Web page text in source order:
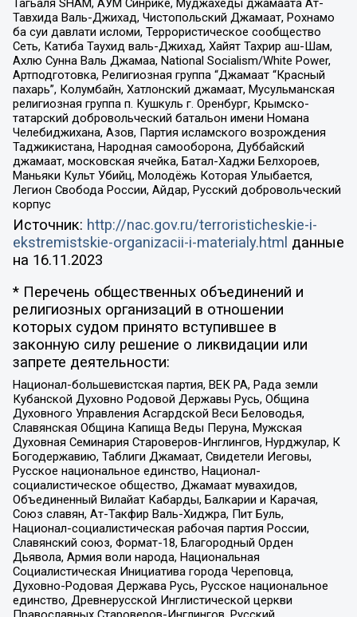
Тагьаля SHAM, АУМ Синрике, Муджахеды джамаата Ат-
Тавхида Валь-Джихад, Чистопольский Джамаат, Рохнамо
ба суи давлати исломи, Террористическое сообщество
Сеть, Катиба Таухид валь-Джихад, Хайят Тахрир аш-Шам,
Ахлю Сунна Валь Джамаа, National Socialism/White Power,
Артподготовка, Религиозная группа “Джамаат “Красный
пахарь”, Колумбайн, Хатлонский джамаат, Мусульманская
религиозная группа п. Кушкуль г. Оренбург, Крымско-
татарский добровольческий батальон имени Номана
Челебиджихана, Азов, Партия исламского возрождения
Таджикистана, Народная самооборона, Дуббайский
джамаат, московская ячейка, Батал-Хаджи Белхороев,
Маньяки Культ Убийц, Молодёжь Которая Улыбается,
Легион Свобода России, Айдар, Русский добровольческий
корпус
Источник: http://nac.gov.ru/terroristicheskie-i-
ekstremistskie-organizacii-i-materialy.html данные
на 16.11.2023
* Перечень общественных объединений и
религиозных организаций в отношении
которых судом принято вступившее в
законную силу решение о ликвидации или
запрете деятельности:
Национал-большевистская партия, ВЕК РА, Рада земли
Кубанской Духовно Родовой Державы Русь, Община
Духовного Управления Асгардской Веси Беловодья,
Славянская Община Капища Веды Перуна, Мужская
Духовная Семинария Староверов-Инглингов, Нурджулар, К
Богодержавию, Таблиги Джамаат, Свидетели Иеговы,
Русское национальное единство, Национал-
социалистическое общество, Джамаат мувахидов,
Объединенный Вилайат Кабарды, Балкарии и Карачая,
Союз славян, Ат-Такфир Валь-Хиджра, Пит Буль,
Национал-социалистическая рабочая партия России,
Славянский союз, Формат-18, Благородный Орден
Дьявола, Армия воли народа, Национальная
Социалистическая Инициатива города Череповца,
Духовно-Родовая Держава Русь, Русское национальное
единство, Древнерусской Инглистической церкви